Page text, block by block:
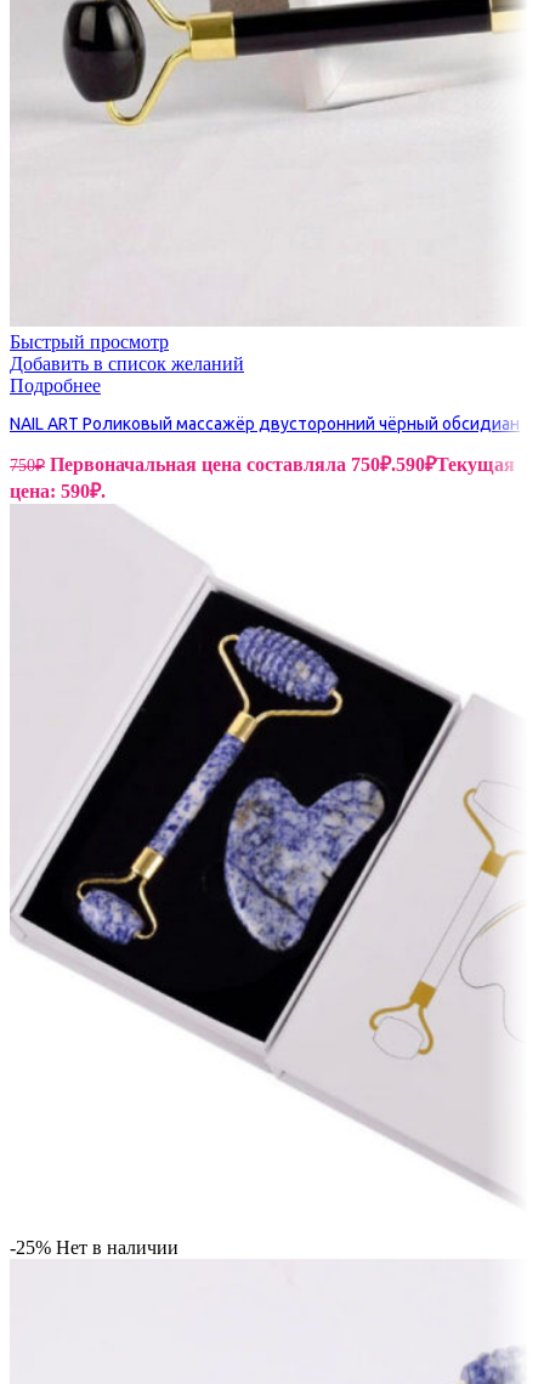
Быстрый просмотр
Добавить в список желаний
Подробнее
NAIL ART Роликовый массажёр двусторонний чёрный обсидиан
750₽ Первоначальная цена составляла 750₽.590₽Текущая
цена: 590₽.
-25% Нет в наличии